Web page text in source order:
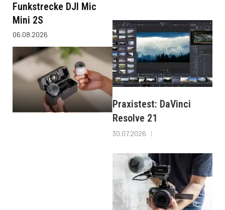
Funkstrecke DJI Mic
Mini 2S
06.08.2026
Praxistest: DaVinci
Resolve 21
30.07.2026